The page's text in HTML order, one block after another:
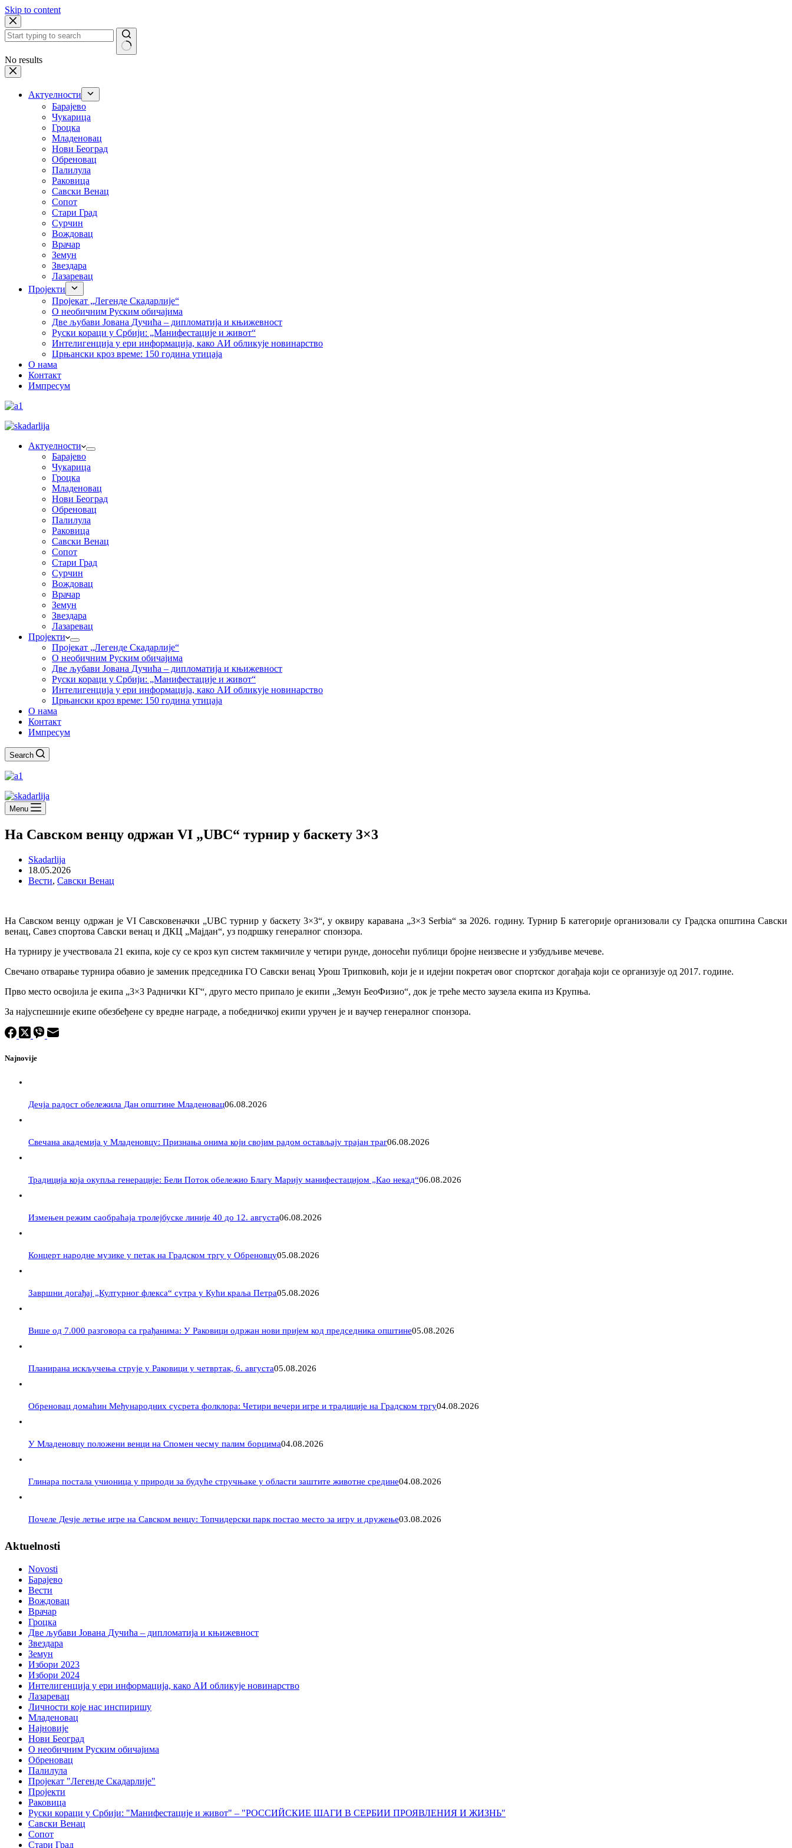
Skip to content
No results
Актуелности
Барајево
Чукарица
Гроцка
Младеновац
Нови Београд
Обреновац
Палилула
Раковица
Савски Венац
Сопот
Стари Град
Сурчин
Вождовац
Врачар
Земун
Звездара
Лазаревац
Пројекти
Пројекат „Легенде Скадарлије“
О необичним Руским обичајима
Две љубави Јована Дучића – дипломатија и књижевност
Руски кораци у Србији: „Манифестације и живот“
Интелигенција у ери информација, како АИ обликује новинарство
Црњански кроз време: 150 година утицаја
О нама
Контакт
Импресум
Актуелности
Барајево
Чукарица
Гроцка
Младеновац
Нови Београд
Обреновац
Палилула
Раковица
Савски Венац
Сопот
Стари Град
Сурчин
Вождовац
Врачар
Земун
Звездара
Лазаревац
Пројекти
Пројекат „Легенде Скадарлије“
О необичним Руским обичајима
Две љубави Јована Дучића – дипломатија и књижевност
Руски кораци у Србији: „Манифестације и живот“
Интелигенција у ери информација, како АИ обликује новинарство
Црњански кроз време: 150 година утицаја
О нама
Контакт
Импресум
Search
Menu
На Савском венцу одржан VI „UBC“ турнир у баскету 3×3
Skadarlija
18.05.2026
Вести, Савски Венац
На Савском венцу одржан је VI Савсковеначки „UBC турнир у баскету 3×3“, у оквиру каравана „3×3 Serbia“ за 2026. годину. Турнир Б категорије организовали су Градска општина Савски
венац, Савез спортова Савски венац и ДКЦ „Мајдан“, уз подршку генералног спонзора.
На турниру је учествовала 21 екипа, које су се кроз куп систем такмичиле у четири рунде, доносећи публици бројне неизвесне и узбудљиве мечеве.
Свечано отварање турнира обавио је заменик председника ГО Савски венац Урош Трипковић, који је и идејни покретач овог спортског догађаја који се организује од 2017. године.
Прво место освојила је екипа „3×3 Раднички КГ“, друго место припало је екипи „Земун БеоФизио“, док је треће место заузела екипа из Крупња.
За најуспешније екипе обезбеђене су вредне награде, а победничкој екипи уручен је и ваучер генералног спонзора.
Najnovije
Дечја радост обележила Дан општине Младеновац06.08.2026
Свечана академија у Младеновцу: Признања онима који својим радом остављају трајан траг06.08.2026
Традиција која окупља генерације: Бели Поток обележио Благу Марију манифестацијом „Као некад“06.08.2026
Измењен режим саобраћаја тролејбуске линије 40 до 12. августа06.08.2026
Концерт народне музике у петак на Градском тргу у Обреновцу05.08.2026
Завршни догађај „Културног флекса“ сутра у Кући краља Петра05.08.2026
Више од 7.000 разговора са грађанима: У Раковици одржан нови пријем код председника општине05.08.2026
Планирана искључења струје у Раковици у четвртак, 6. августа05.08.2026
Обреновац домаћин Међународних сусрета фолклора: Четири вечери игре и традиције на Градском тргу04.08.2026
У Младеновцу положени венци на Спомен чесму палим борцима04.08.2026
Глинара постала учионица у природи за будуће стручњаке у области заштите животне средине04.08.2026
Почеле Дечје летње игре на Савском венцу: Топчидерски парк постао место за игру и дружење03.08.2026
Aktuelnosti
Novosti
Барајево
Вести
Вождовац
Врачар
Гроцка
Две љубави Јована Дучића – дипломатија и књижевност
Звездара
Земун
Избори 2023
Избори 2024
Интелигенција у ери информација, како АИ обликује новинарство
Лазаревац
Личности које нас инспиришу
Младеновац
Најновије
Нови Београд
О необичним Руским обичајима
Обреновац
Палилула
Пројекат "Легенде Скадарлије"
Пројекти
Раковица
Руски кораци у Србији: "Манифестације и живот" – "РОССИЙСКИЕ ШАГИ В СЕРБИИ ПРОЯВЛЕНИЯ И ЖИЗНЬ"
Савски Венац
Сопот
Стари Град